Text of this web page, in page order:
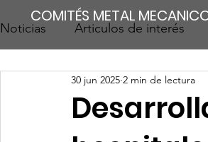
COMITÉS METAL
Noticias Articulos de interés
30 jun 2025 2 min de lectura